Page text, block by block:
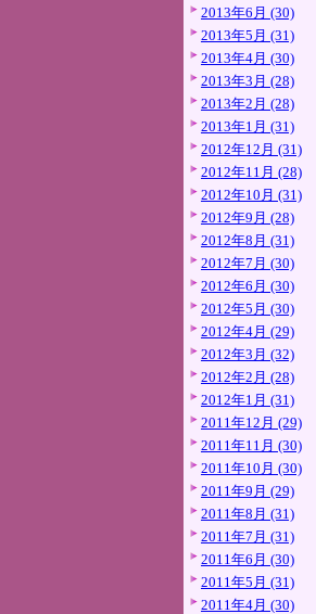
2013年6月 (30)
2013年5月 (31)
2013年4月 (30)
2013年3月 (28)
2013年2月 (28)
2013年1月 (31)
2012年12月 (31)
2012年11月 (28)
2012年10月 (31)
2012年9月 (28)
2012年8月 (31)
2012年7月 (30)
2012年6月 (30)
2012年5月 (30)
2012年4月 (29)
2012年3月 (32)
2012年2月 (28)
2012年1月 (31)
2011年12月 (29)
2011年11月 (30)
2011年10月 (30)
2011年9月 (29)
2011年8月 (31)
2011年7月 (31)
2011年6月 (30)
2011年5月 (31)
2011年4月 (30)